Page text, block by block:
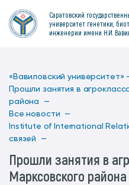
Саратовский
университет генетики,
инженерии имени Н.И.
«Вавиловский университет»
Прошли занятия в
района —
Все новости —
Institute of International
связей —
Прошли занятия в
Марксовского района